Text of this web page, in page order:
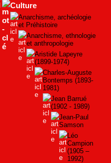
Culture
Anarchisme, archéologie
et Préhistoire
Anarchisme, ethnologie
et anthropologie
Aristide Lapeyre
(1899-1974)
Charles-Auguste
Bontemps (1893-
1981)
Jean Barrué
(1902 - 1989)
Jean-Paul
Samson
Léo
Campion
(1905 –
1992)